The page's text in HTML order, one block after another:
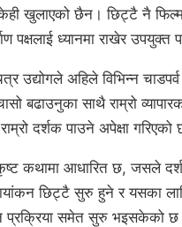
खुलाएको छैन। छिट्टै नै
पक्षलाई ध्यानमा राखेर उपयुक्त
उद्योगले अहिले विभिन्न
बढाउनुका साथै राम्रो
दर्शक पाउने अपेक्षा गरिएको
कथामा आधारित छ, जसले
छिट्टै सुरु हुने र यसका
प्रक्रिया समेत सुरु भइसकेको